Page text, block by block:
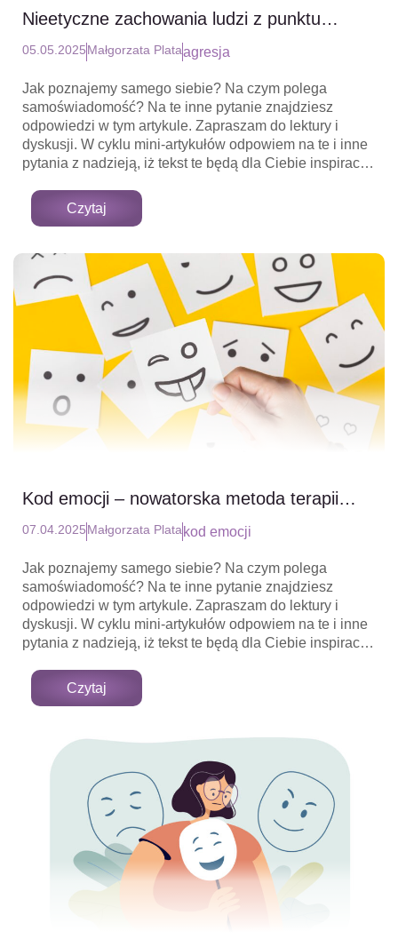
Nieetyczne zachowania ludzi z punktu
widzenia psychologii społecznej – cz.2
Fenomen agresji
05.05.2025Małgorzata Plataagresja
Jak poznajemy samego siebie? Na czym polega
samoświadomość? Na te inne pytanie znajdziesz
odpowiedzi w tym artykule. Zapraszam do lektury i
dyskusji. W cyklu mini-artykułów odpowiem na te i inne
pytania z nadzieją, iż tekst te będą dla Ciebie inspiracją
zaproszenie do pierwszej z wielu podróży do Krainy
Świadomości.
Czytaj
Kod emocji – nowatorska metoda terapii
cz.3 – zaawansowany poziom pracy z
emocjami
07.04.2025Małgorzata Platakod emocji
Jak poznajemy samego siebie? Na czym polega
samoświadomość? Na te inne pytanie znajdziesz
odpowiedzi w tym artykule. Zapraszam do lektury i
dyskusji. W cyklu mini-artykułów odpowiem na te i inne
pytania z nadzieją, iż tekst te będą dla Ciebie inspiracją
zaproszenie do pierwszej z wielu podróży do Krainy
Świadomości.
Czytaj